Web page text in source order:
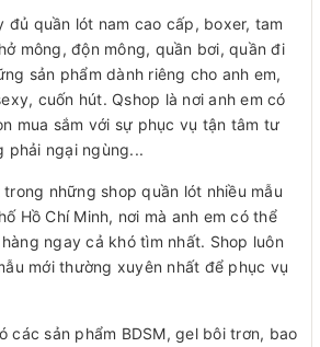
đủ quần lót nam cao cấp, boxer, tam
mông, độn mông, quần bơi, quần đi
sản phẩm dành riêng cho anh em,
cuốn hút. Qshop là nơi anh em có
mua sắm với sự phục vụ tận tâm tư
phải ngại ngùng...
những shop quần lót nhiều mẫu
Hồ Chí Minh, nơi mà anh em có thể
ngay cả khó tìm nhất. Shop luôn
mới thường xuyên nhất để phục vụ
các sản phẩm BDSM, gel bôi trơn, bao